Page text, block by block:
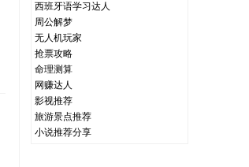
西班牙语学习达人
周公解梦
无人机玩家
抢票攻略
命理测算
网赚达人
影视推荐
旅游景点推荐
小说推荐分享